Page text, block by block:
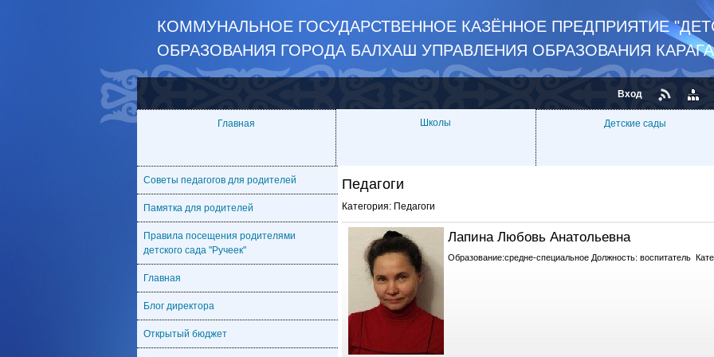
КОММУНАЛЬНОЕ ГОСУДАРСТВЕННОЕ КАЗЁННОЕ ПРЕДПРИЯТИЕ
ОБРАЗОВАНИЯ ГОРОДА БАЛХАШ УПРАВЛЕНИЯ ОБРАЗОВАНИЯ
Вход
Главная Школы Детские сады
Советы педагогов для родителей
Памятка для родителей
Правила посещения родителями
детского сада "Ручеек"
Главная
Блог директора
Открытый бюджет
Педагоги
Категория: Педагоги
Лапина Любовь Анатольевна
Образование:средне-специальное Должность: воспитатель